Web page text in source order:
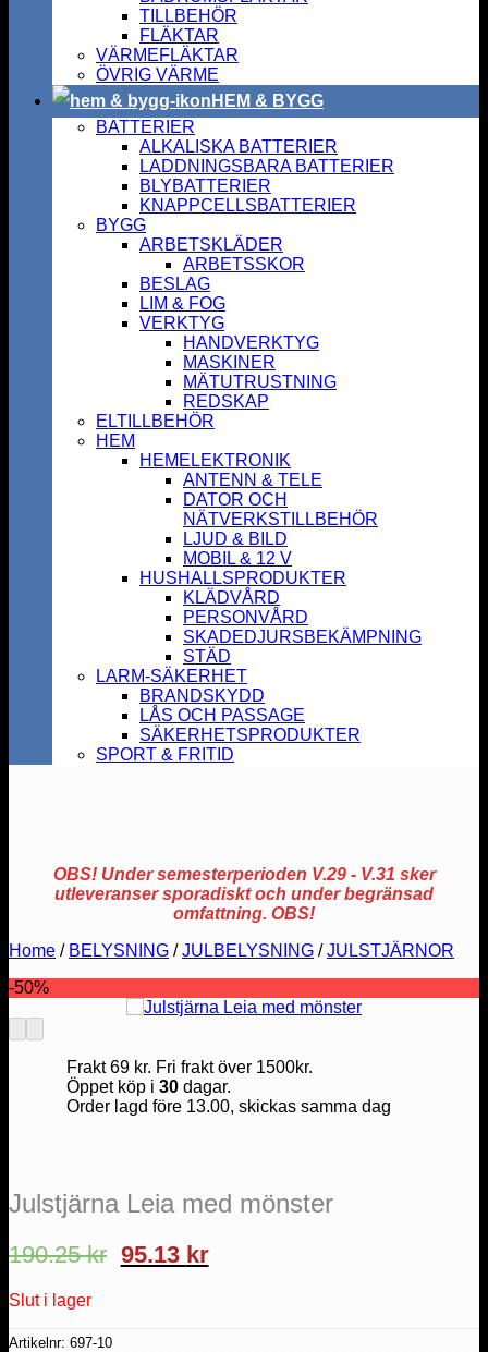
TILLBEHÖR
FLÄKTAR
VÄRMEFLÄKTAR
ÖVRIG VÄRME
HEM & BYGG
BATTERIER
ALKALISKA BATTERIER
LADDNINGSBARA BATTERIER
BLYBATTERIER
KNAPPCELLSBATTERIER
BYGG
ARBETSKLÄDER
ARBETSSKOR
BESLAG
LIM & FOG
VERKTYG
HANDVERKTYG
MASKINER
MÄTUTRUSTNING
REDSKAP
ELTILLBEHÖR
HEM
HEMELEKTRONIK
ANTENN & TELE
DATOR OCH
NÄTVERKSTILLBEHÖR
LJUD & BILD
MOBIL & 12 V
HUSHALLSPRODUKTER
KLÄDVÅRD
PERSONVÅRD
SKADEDJURSBEKÄMPNING
STÄD
LARM-SÄKERHET
BRANDSKYDD
LÅS OCH PASSAGE
SÄKERHETSPRODUKTER
SPORT & FRITID
OBS! Under semesterperioden V.29 - V.31 sker
utleveranser sporadiskt och under begränsad
omfattning. OBS!
Home / BELYSNING / JULBELYSNING / JULSTJÄRNOR
-50%
Frakt 69 kr. Fri frakt över 1500kr.
Öppet köp i 30dagar.
Order lagd före 13.00, skickas samma dag
Julstjärna Leia med mönster
190.25kr Det
var:
95.13 krDet
är:
Slut i lager
Artikelnr: 697-10